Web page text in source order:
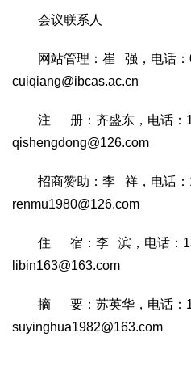
会议联系人
网站管理：崔 强，电话：
cuiqiang@ibcas.ac.cn
注 册：齐盛东，电话：
qishengdong@126.com
招商赞助：李 祥，电话：
renmu1980@126.com
住 宿：李 滨，电话：
libin163@163.com
摘 要：苏英华，电话：
suyinghua1982@163.com